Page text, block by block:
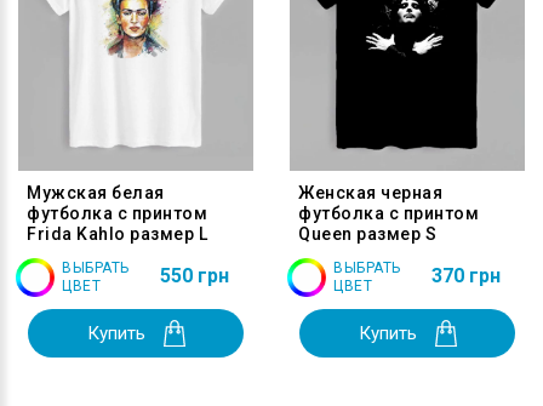
Мужская белая
футболка с принтом
Frida Kahlo размер L
ВЫБРАТЬ
ЦВЕТ
550 грн
Купить
Женская черная
футболка с принтом
Queen размер S
ВЫБРАТЬ
ЦВЕТ
370 грн
Купить